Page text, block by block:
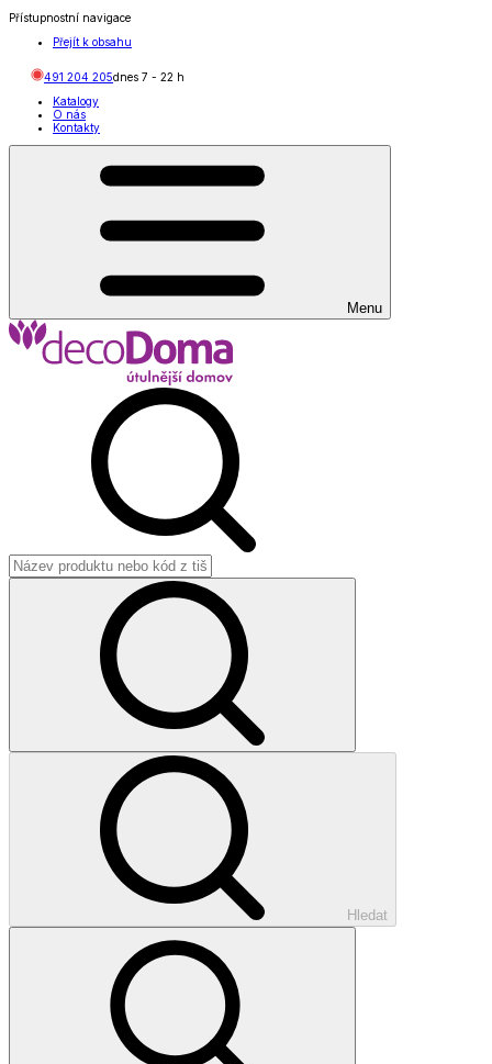
Přístupnostní navigace
Přejít k obsahu
491 204 205dnes 7 - 22 h
Katalogy
O nás
Kontakty
Menu
Hledat